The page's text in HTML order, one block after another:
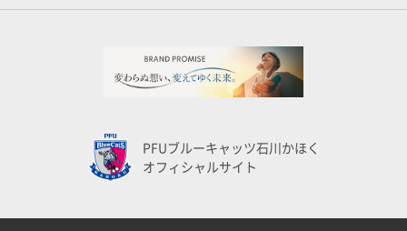
PFUブルーキャッツ石川かほく
オフィシャルサイト